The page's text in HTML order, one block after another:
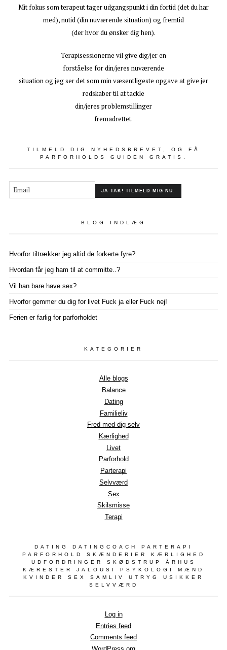
Mit fokus som terapeut tager udgangspunkt i din fortid (det du har
med), nutid (din nuværende situation) og fremtid
(der hvor du ønsker dig hen).
Terapisessionerne vil give dig/jer en
forståelse for din/jeres nuværende
situation og jeg ser det som min væsentligeste opgave at give jer
redskaber til at tackle
din/jeres problemstillinger
fremadrettet.
TILMELD DIG NYHEDSBREVET, OG FÅ
PARFORHOLDS GUIDEN GRATIS.
BLOG INDLÆG
Hvorfor tiltrækker jeg altid de forkerte fyre?
Hvordan får jeg ham til at committe..?
Vil han bare have sex?
Hvorfor gemmer du dig for livet Fuck ja eller Fuck nej!
Ferien er farlig for parforholdet
KATEGORIER
Alle blogs
Balance
Dating
Familieliv
Fred med dig selv
Kærlighed
Livet
Parforhold
Parterapi
Selvværd
Sex
Skilsmisse
Terapi
DATING DATINGCOACH PARTERAPI
PARFORHOLD SKÆNDERIER KÆRLIGHED
UDFORDRINGER SKØDSTRUP ÅRHUS
KÆRESTER JALOUSI PSYKOLOGI MÆND
KVINDER SEX SAMLIV UTRYG USIKKER
SELVVÆRD
Log in
Entries feed
Comments feed